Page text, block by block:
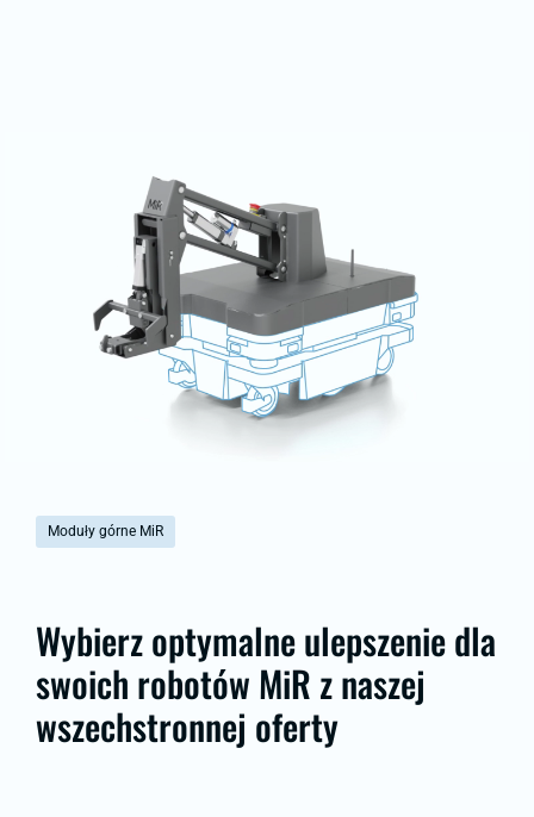
Moduły górne MiR
Wybierz optymalne ulepszenie dla
swoich robotów MiR z naszej
wszechstronnej oferty